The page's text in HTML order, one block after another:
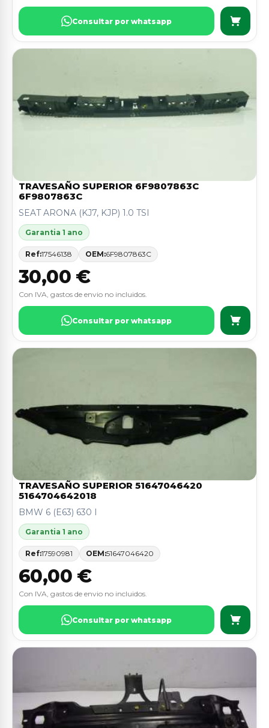
Consultar por whatsapp
TRAVESAÑO SUPERIOR 6F9807863C
6F9807863C
SEAT ARONA (KJ7, KJP) 1.0 TSI
Garantia 1 ano
Ref:17546138 OEM:6F9807863C
30,00 €
Con IVA, gastos de envio no incluidos.
Consultar por whatsapp
TRAVESAÑO SUPERIOR 51647046420
5164704642018
BMW 6 (E63) 630 I
Garantia 1 ano
Ref:17590981 OEM:51647046420
60,00 €
Con IVA, gastos de envio no incluidos.
Consultar por whatsapp